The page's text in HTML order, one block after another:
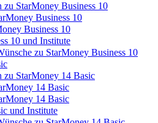
StarMoney Business 10
Business 10
Business 10
10 und Institute
zu StarMoney Business 10
StarMoney 14 Basic
14 Basic
14 Basic
und Institute